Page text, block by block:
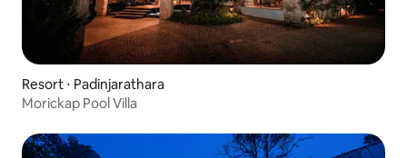
Resort ⋅ Padinjarathara
Morickap Pool Villa